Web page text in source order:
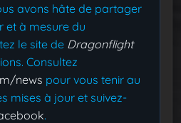
avons hâte de partager
et à mesure du
le site de Dragonflight
Consultez
news pour vous tenir au
mises à jour et suivez-
.